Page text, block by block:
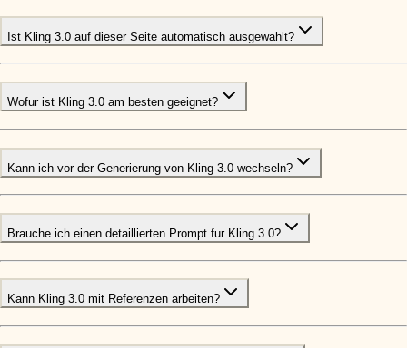
Ist Kling 3.0 auf dieser Seite automatisch ausgewahlt?
Wofur ist Kling 3.0 am besten geeignet?
Kann ich vor der Generierung von Kling 3.0 wechseln?
Brauche ich einen detaillierten Prompt fur Kling 3.0?
Kann Kling 3.0 mit Referenzen arbeiten?